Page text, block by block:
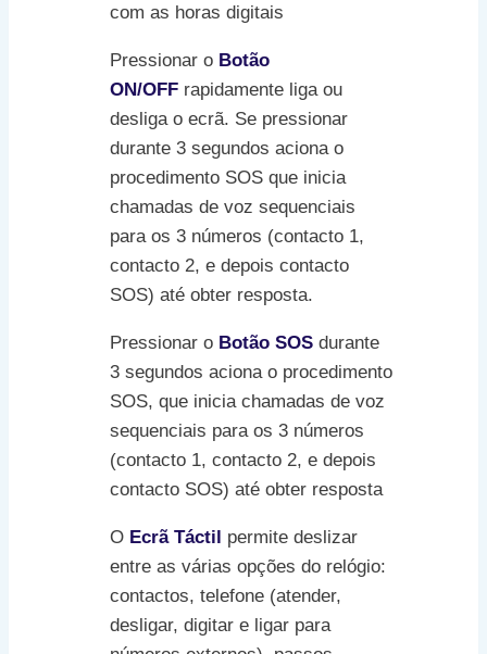
com as horas digitais
Pressionar o Botão
ON/OFF rapidamente liga ou
desliga o ecrã. Se pressionar
durante 3 segundos aciona o
procedimento SOS que inicia
chamadas de voz sequenciais
para os 3 números (contacto 1,
contacto 2, e depois contacto
SOS) até obter resposta.
Pressionar o Botão SOS durante
3 segundos aciona o procedimento
SOS, que inicia chamadas de voz
sequenciais para os 3 números
(contacto 1, contacto 2, e depois
contacto SOS) até obter resposta
O Ecrã Táctil permite deslizar
entre as várias opções do relógio:
contactos, telefone (atender,
desligar, digitar e ligar para